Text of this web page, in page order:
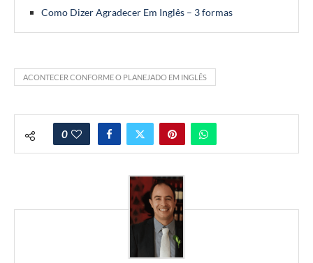
Como Dizer Agradecer Em Inglês – 3 formas
ACONTECER CONFORME O PLANEJADO EM INGLÊS
0